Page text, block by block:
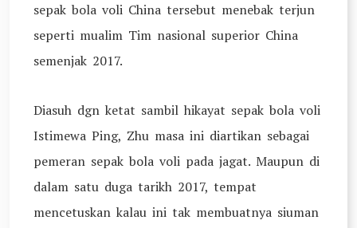
sepak bola voli China tersebut menebak terjun
seperti mualim Tim nasional superior China
semenjak 2017.
Diasuh dgn ketat sambil hikayat sepak bola voli
Istimewa Ping, Zhu masa ini diartikan sebagai
pemeran sepak bola voli pada jagat. Maupun di
dalam satu duga tarikh 2017, tempat
mencetuskan kalau ini tak membuatnya siuman